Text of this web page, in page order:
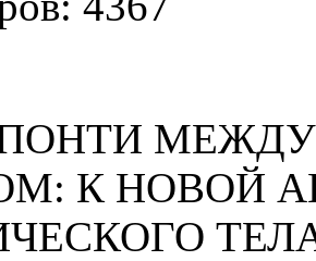
К НОВОЙ